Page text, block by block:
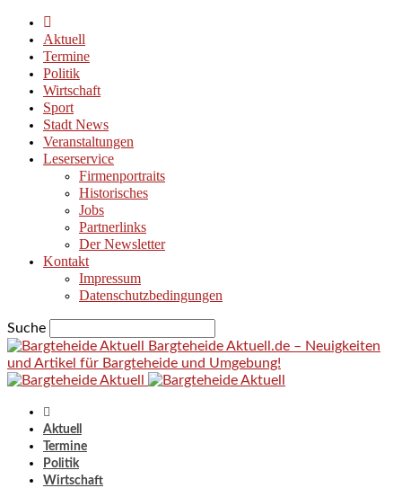
Aktuell
Termine
Politik
Wirtschaft
Sport
Stadt News
Veranstaltungen
Leserservice
Firmenportraits
Historisches
Jobs
Partnerlinks
Der Newsletter
Kontakt
Impressum
Datenschutzbedingungen
Suche
Bargteheide Aktuell.de – Neuigkeiten
und Artikel für Bargteheide und Umgebung!
Aktuell
Termine
Politik
Wirtschaft